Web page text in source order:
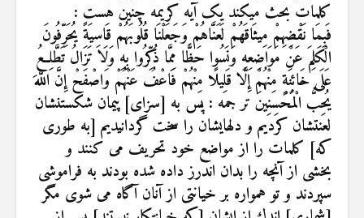
کلمات بحث میکند یک آیه کریمه چنین هست :
فَبِمَا نَقْضِهِمْ مِيثَاقَهُمْ لَعَنَّاهُمْ وَجَعَلْنَا قُلُوبَهُمْ قَاسِيَةً يُحَرِّفُونَ
الْكَلِمَ عَنْ مَوَاضِعِهِ وَنَسُوا حَظًّا مِمَّا ذُكِّرُوا بِهِ وَلَا تَزَالُ تَطَّلِعُ
عَلَى خَائِنَةٍ مِنْهُمْ إِلَّا قَلِيلًا مِنْهُمْ فَاعْفُ عَنْهُمْ وَاصْفَحْ إِنَّ اللَّهَ
يُحِبُّ الْمُحْسِنِينَ تر جمه : پس به [سزاى] پيمان شكستنشان
لعنتشان كرديم و دلهايشان را سخت گردانيديم [به طورى
كه] كلمات را از مواضع خود تحريف مى كنند و
بخشى از آنچه را بدان اندرز داده شده بودند به فراموشى
سپردند و تو همواره بر خيانتى از آنان آگاه مى ‏شوى مگر